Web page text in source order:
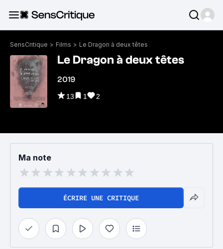
SensCritique > Films > Le Dragon à deux têtes
Le Dragon à deux têtes
2019
13 1 2
Ma note
ÉCRIRE UNE CRITIQUE